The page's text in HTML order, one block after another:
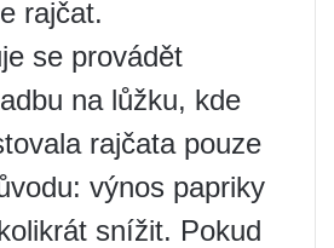
rajčat.
se provádět
na lůžku, kde
rajčata pouze
výnos papriky
snížit. Pokud